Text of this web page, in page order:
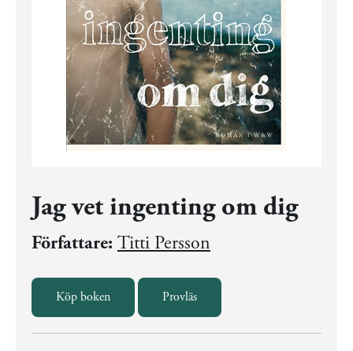
Jag vet ingenting om dig
Författare: Titti Persson
Köp boken Provläs